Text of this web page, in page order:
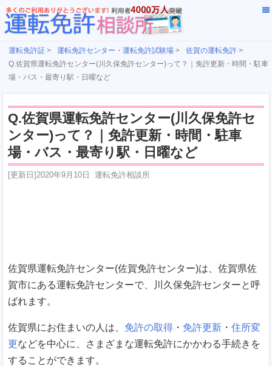
運転免許証 > 運転免許センター・運転免許試験場 > 佐賀の運転免許 >
Q.佐賀県運転免許センター(川久保免許センター)って？｜免許更新・時間・駐車
場・バス・最寄り駅・日曜など
Q.佐賀県運転免許センター(川久保免許セ
ンター)って？｜免許更新・時間・駐車
場・バス・最寄り駅・日曜など
[更新日]2020年9月10日 運転免許相談所
佐賀県運転免許センター(佐賀免許センター)は、佐賀県佐
賀市にある運転免許センターで、川久保免許センターと呼
ばれます。
佐賀県にお住まいの人は、 免許の取得 ・ 免許更新 ・ 住所変
更などを中心に、さまざまな運転免許にかかわる手続きを
することができます。